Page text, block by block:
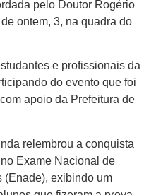
pelo Doutor Rogério
ontem, 3, na quadra do
e profissionais da
do evento que foi
apoio da Prefeitura de
relembrou a conquista
Exame Nacional de
(Enade), exibindo um